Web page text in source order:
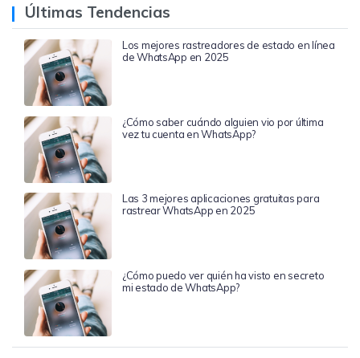
Últimas Tendencias
Los mejores rastreadores de estado en línea
de WhatsApp en 2025
¿Cómo saber cuándo alguien vio por última
vez tu cuenta en WhatsApp?
Las 3 mejores aplicaciones gratuitas para
rastrear WhatsApp en 2025
¿Cómo puedo ver quién ha visto en secreto
mi estado de WhatsApp?